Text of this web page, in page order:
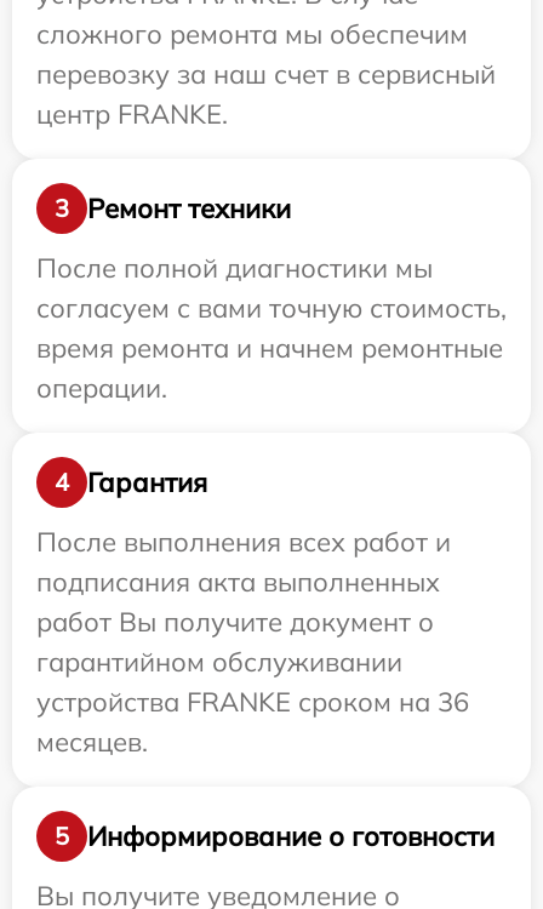
сложного ремонта мы обеспечим
перевозку за наш счет в сервисный
центр FRANKE.
3
Ремонт техники
После полной диагностики мы
согласуем с вами точную стоимость,
время ремонта и начнем ремонтные
операции.
4
Гарантия
После выполнения всех работ и
подписания акта выполненных
работ Вы получите документ о
гарантийном обслуживании
устройства FRANKE сроком на 36
месяцев.
5
Информирование о готовности
Вы получите уведомление о